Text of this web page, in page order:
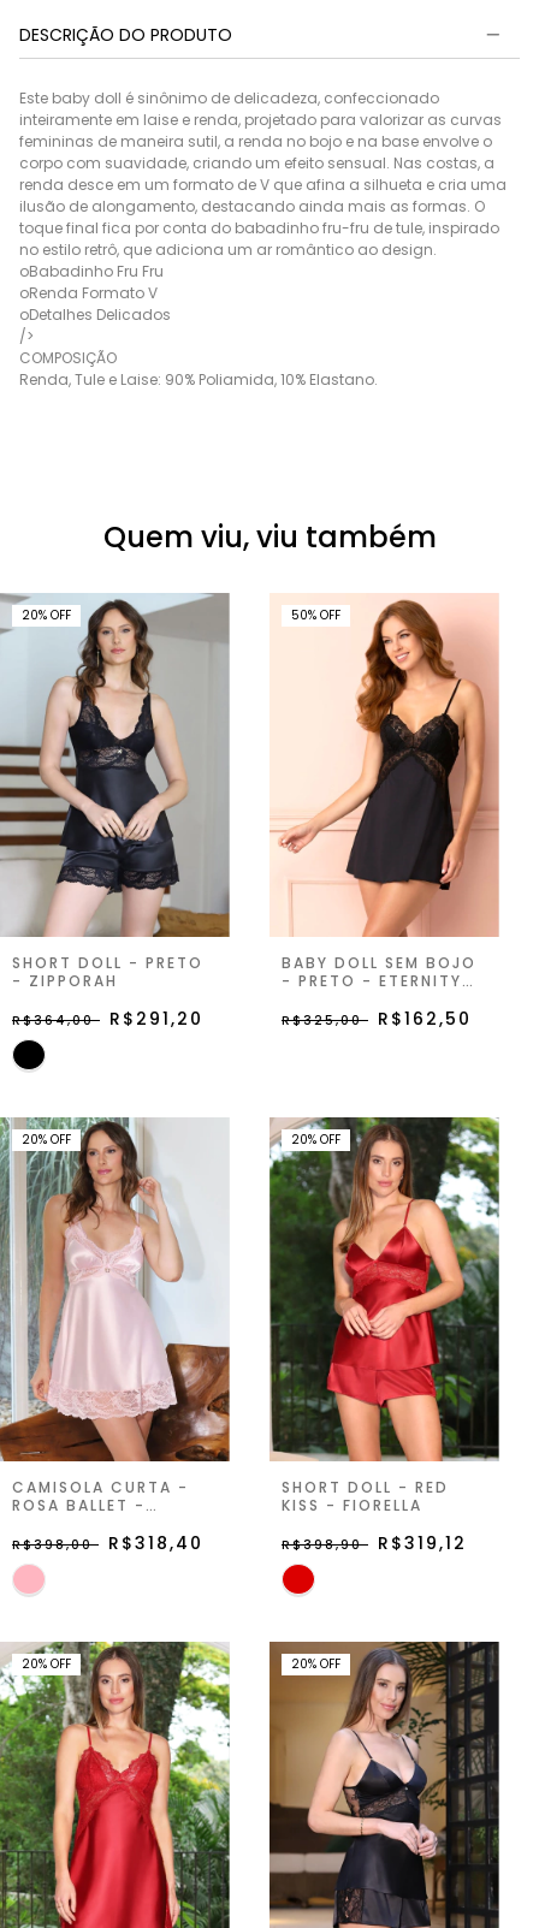
DESCRIÇÃO DO PRODUTO
Este baby doll é sinônimo de delicadeza, confeccionado
inteiramente em laise e renda, projetado para valorizar as curvas
femininas de maneira sutil, a renda no bojo e na base envolve o
corpo com suavidade, criando um efeito sensual. Nas costas, a
renda desce em um formato de V que afina a silhueta e cria uma
ilusão de alongamento, destacando ainda mais as formas. O
toque final fica por conta do babadinho fru-fru de tule, inspirado
no estilo retrô, que adiciona um ar romântico ao design.
oBabadinho Fru Fru
oRenda Formato V
oDetalhes Delicados
/>
COMPOSIÇÃO
Renda, Tule e Laise: 90% Poliamida, 10% Elastano.
Quem viu, viu também
20% OFF
SHORT DOLL - PRETO
- ZIPPORAH
R$364,00 R$291,20
50% OFF
BABY DOLL SEM BOJO
- PRETO - ETERNITY
R$325,00 R$162,50
20% OFF
CAMISOLA CURTA -
ROSA BALLET -
R$398,00 R$318,40
20% OFF
SHORT DOLL - RED
KISS - FIORELLA
R$398,90 R$319,12
20% OFF 20% OFF